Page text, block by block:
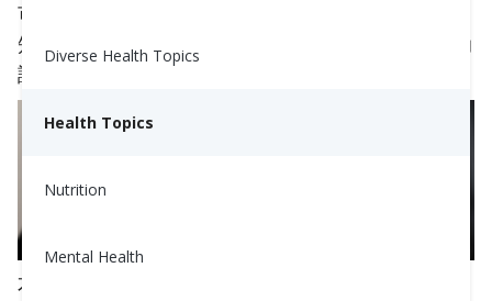
Diverse Health Topics
Health Topics
Nutrition
Mental Health
可能的，並且可能經常感覺像是步入一片黑暗的未
知。如果你有一些症狀，你需要諮詢你的醫生以幫助
診斷和治療糖尿病。
不同的因素，包括遺傳和一些病毒，可能促成1型糖